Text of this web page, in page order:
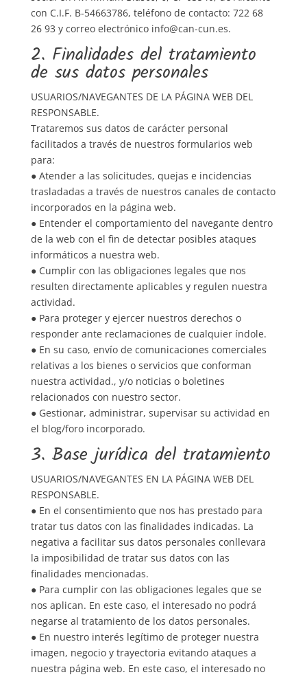
con C.I.F. B-54663786, teléfono de contacto: 722 68
26 93 y correo electrónico info@can-cun.es.
2. Finalidades del tratamiento
de sus datos personales
USUARIOS/NAVEGANTES DE LA PÁGINA WEB DEL
RESPONSABLE.
Trataremos sus datos de carácter personal
facilitados a través de nuestros formularios web
para:
● Atender a las solicitudes, quejas e incidencias
trasladadas a través de nuestros canales de contacto
incorporados en la página web.
● Entender el comportamiento del navegante dentro
de la web con el fin de detectar posibles ataques
informáticos a nuestra web.
● Cumplir con las obligaciones legales que nos
resulten directamente aplicables y regulen nuestra
actividad.
● Para proteger y ejercer nuestros derechos o
responder ante reclamaciones de cualquier índole.
● En su caso, envío de comunicaciones comerciales
relativas a los bienes o servicios que conforman
nuestra actividad., y/o noticias o boletines
relacionados con nuestro sector.
● Gestionar, administrar, supervisar su actividad en
el blog/foro incorporado.
3. Base jurídica del tratamiento
USUARIOS/NAVEGANTES EN LA PÁGINA WEB DEL
RESPONSABLE.
● En el consentimiento que nos has prestado para
tratar tus datos con las finalidades indicadas. La
negativa a facilitar sus datos personales conllevara
la imposibilidad de tratar sus datos con las
finalidades mencionadas.
● Para cumplir con las obligaciones legales que se
nos aplican. En este caso, el interesado no podrá
negarse al tratamiento de los datos personales.
● En nuestro interés legítimo de proteger nuestra
imagen, negocio y trayectoria evitando ataques a
nuestra página web. En este caso, el interesado no